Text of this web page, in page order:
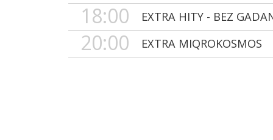
18:00
EXTRA HITY - BEZ
20:00 EXTRA MIQROKOSMOS